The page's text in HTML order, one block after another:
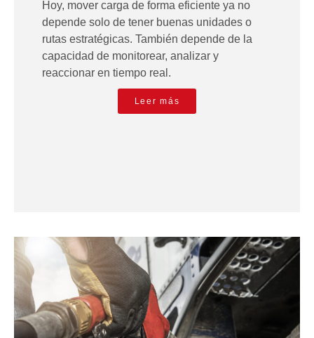
Hoy, mover carga de forma eficiente ya no
depende solo de tener buenas unidades o
rutas estratégicas. También depende de la
capacidad de monitorear, analizar y
reaccionar en tiempo real.
Leer más